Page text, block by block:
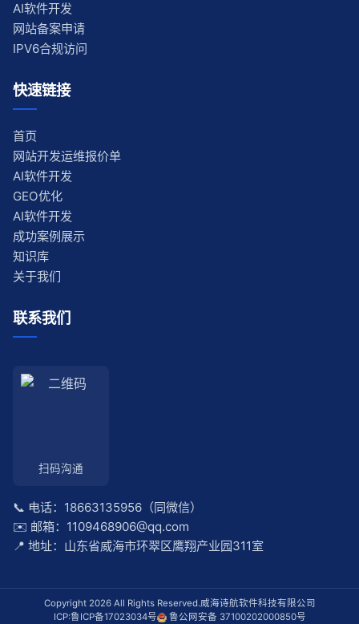
AI软件开发
网站备案申请
IPV6合规访问
快速链接
首页
网站开发运维报价单
AI软件开发
GEO优化
AI软件开发
成功案例展示
知识库
关于我们
联系我们
扫码沟通
📞 电话：18663135956（同微信）
✉️ 邮箱：1109468906@qq.com
📍 地址：山东省威海市环翠区鹰翔产业园311室
Copyright 2026 All Rights Reserved.威海诗航软件科技有限公司
ICP:鲁ICP备17023034号 鲁公网安备 37100202000850号